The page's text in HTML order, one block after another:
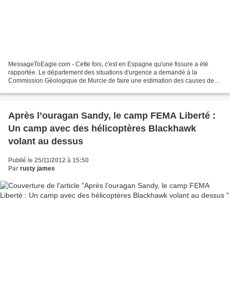
MessageToEagle.com - Cette fois, c'est en Espagne qu'une fissure a été
rapportée. Le département des situations d'urgence a demandé à la
Commission Géologique de Murcie de faire une estimation des causes de
Après l’ouragan Sandy, le camp FEMA Liberté :
Un camp avec des hélicoptères Blackhawk
volant au dessus
Publié le 25/11/2012 à 15:50
Par rusty james